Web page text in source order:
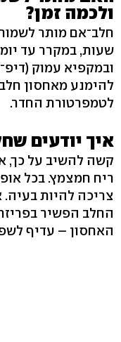
ולכמה זמן?
חלב־אם מותר
שעות, במקרר עד
ובמקפיא עמוק
להימנע מאחסון
לטמפרטורת החדר.
איך יודעים
קשה להשיב על כך,
ריח חמצמץ. בכל
צריכה להיות
החלב הפשיר
האחסון – עדיף